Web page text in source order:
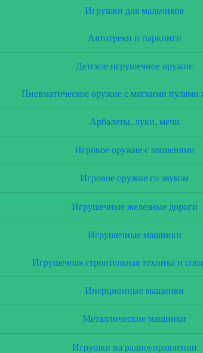
Игрушки для мальчиков
Автотреки и паркинги
Детское игрушечное оружие
Пневматическое оружие с мягкими пулями
Арбалеты, луки, мечи
Игровое оружие с мишенями
Игровое оружие со звуком
Игрушечные железные дороги
Игрушечные машинки
Игрушечная строительная техника и
Инерционные машинки
Металлические машинки
Игрушки на радиоуправлении